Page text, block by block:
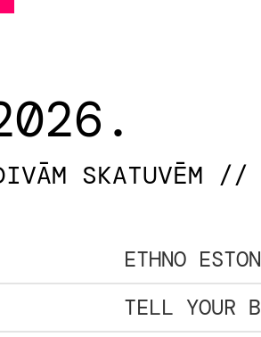
SKATUVĒM //
ETHNO
TELL YOUR